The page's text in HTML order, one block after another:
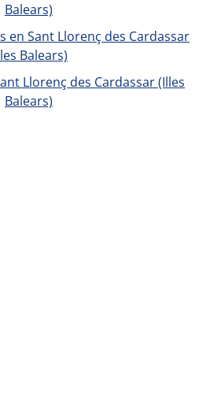
Balears)
en Sant Llorenç des Cardassar
Balears)
Llorenç des Cardassar (Illes
Balears)